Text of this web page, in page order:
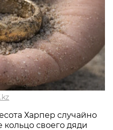
Харпер случайно
своего дяди